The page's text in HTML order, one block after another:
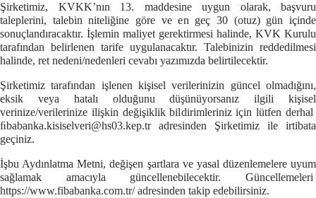
Şirketimiz, KVKK’nın 13. maddesine uygun olarak, başvuru
taleplerini, talebin niteliğine göre ve en geç 30 (otuz) gün içinde
sonuçlandıracaktır. İşlemin maliyet gerektirmesi halinde, KVK Kurulu
tarafından belirlenen tarife uygulanacaktır. Talebinizin reddedilmesi
halinde, ret nedeni/nedenleri cevabı yazımızda belirtilecektir.
Şirketimiz tarafından işlenen kişisel verilerinizin güncel olmadığını,
eksik veya hatalı olduğunu düşünüyorsanız ilgili kişisel
verinize/verilerinize ilişkin değişiklik bildirimleriniz için lütfen derhal
ﬁbabanka.kisiselveri@hs03.kep.tradresinden Şirketimiz ile irtibata
geçiniz.
İşbu Aydınlatma Metni, değişen şartlara ve yasal düzenlemelere uyum
sağlamak amacıyla güncellenebilecektir. Güncellemeleri
https://www.fibabanka.com.tr/adresinden takip edebilirsiniz.